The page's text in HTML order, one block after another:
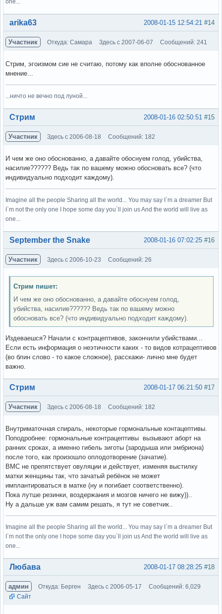
one...
Вне форума #14
2008-01-15 12:54:21
arika63
Участник Откуда: Самара Здесь с 2007-06-07 Сообщений: 241
Стрим, эгоизмом сие не считаю, потому как вполне обоснованное
мнение...
...ничто не вечно под луной...
Вне форума #15
2008-01-16 02:50:51
Стрим
Участник Здесь с 2006-08-18 Сообщений: 182
И чем же оно обоснованно, а давайте обоснуем голод, убийства,
насилие?????? Ведь так по вашему можно обосновать все? (что
индивидуально подходит каждому).
Imagine all the people Sharing all the world... You may say I`m a dreamer But
I`m not the only one I hope some day you`ll join us And the world will live as
one...
Вне форума #16
2008-01-16 07:02:25
September the Snake
Участник Здесь с 2006-10-23 Сообщений: 26
Стрим пишет:
И чем же оно обоснованно, а давайте обоснуем голод,
убийства, насилие?????? Ведь так по вашему можно
обосновать все? (что индивидуально подходит каждому).
Издеваешся? Начали с контрацептивов, закончили убийствами...
Если есть информация о неэтичности каких - то видов котрацептивов
(во блин слово - то какое сложное), расскажи- лично мне будет
важно.
Вне форума #17
2008-01-17 06:21:50
Стрим
Участник Здесь с 2006-08-18 Сообщений: 182
Внутриматочная спираль, некоторые гормональные контацептивы.
Поподробнее: гормональные контрацептивы вызывают аборт на
ранних сроках, а именно гибель зиготы (зародыша или эмбриона)
после того, как произошло оплодотворение (зачатие).
ВМС не препятствует овуляции и действует, изменяя выстилку
матки женщины так, что зачатый ребёнок не может
имплантироваться в матке (ну и погибает соответственно).
Пока лутше резинки, воздержания и мозгов ничего не вижу))..
Ну а дальше уж вам самим решать, я тут не советчик..
Imagine all the people Sharing all the world... You may say I`m a dreamer But
I`m not the only one I hope some day you`ll join us And the world will live as
one...
Вне форума #18
2008-01-17 08:28:25
Любава
админ Откуда: Берген Здесь с 2006-05-17
Сообщений: 6,029
Сайт